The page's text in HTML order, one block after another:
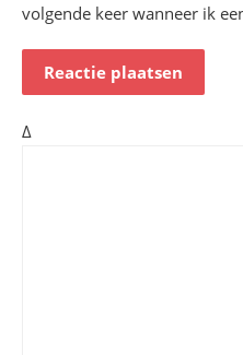
volgende keer wanneer ik
Δ